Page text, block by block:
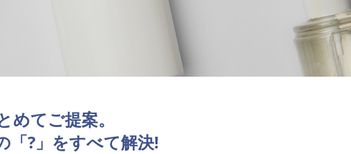
てご提案。
「?」をすべて解決!